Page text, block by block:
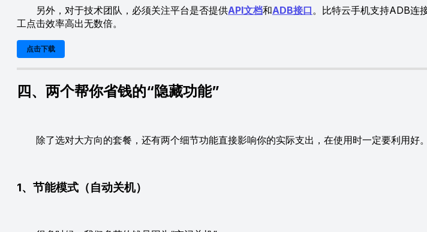
另外，对于技术团队，必须关注平台是否提供API文档和ADB接口 。比特云手机支持ADB连
工点击效率高出无数倍。
点击下载
四、两个帮你省钱的“隐藏功能”
除了选对大方向的套餐，还有两个细节功能直接影响你的实际支出，在使用时一定要利用好。
1、节能模式（自动关机）